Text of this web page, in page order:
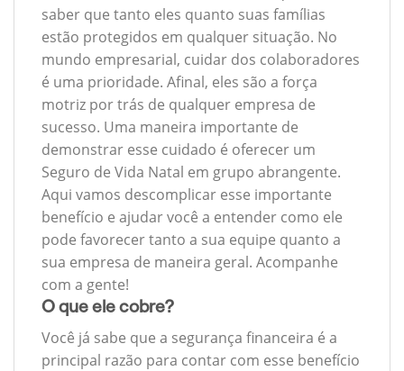
saber que tanto eles quanto suas famílias
estão protegidos em qualquer situação. No
mundo empresarial, cuidar dos colaboradores
é uma prioridade. Afinal, eles são a força
motriz por trás de qualquer empresa de
sucesso. Uma maneira importante de
demonstrar esse cuidado é oferecer um
Seguro de Vida Natal em grupo abrangente.
Aqui vamos descomplicar esse importante
benefício e ajudar você a entender como ele
pode favorecer tanto a sua equipe quanto a
sua empresa de maneira geral. Acompanhe
com a gente!
O que ele cobre?
Você já sabe que a segurança financeira é a
principal razão para contar com esse benefício